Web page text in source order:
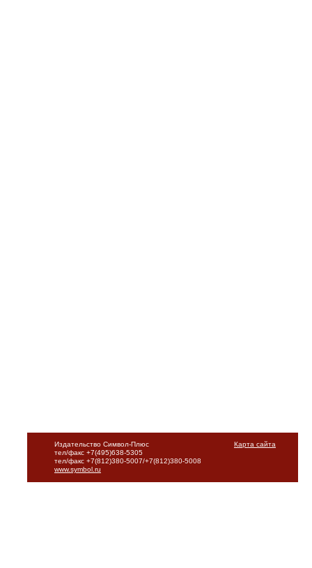
Карта сайта
Издательство Символ-Плюс
тел/факс +7(495)638-5305
тел/факс +7(812)380-5007/+7(812)380-5008
www.symbol.ru